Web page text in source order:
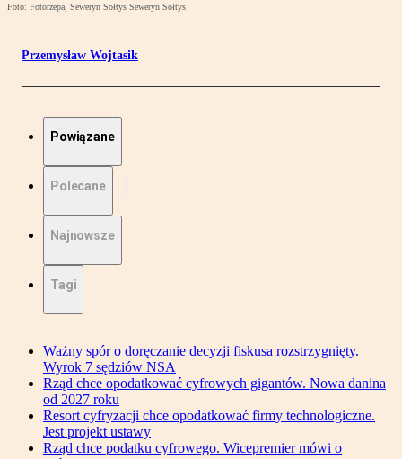
Foto: Fotorzepa, Seweryn Sołtys Seweryn Sołtys
Przemysław Wojtasik
Powiązane
Polecane
Najnowsze
Tagi
Ważny spór o doręczanie decyzji fiskusa rozstrzygnięty.
Wyrok 7 sędziów NSA
Rząd chce opodatkować cyfrowych gigantów. Nowa danina
od 2027 roku
Resort cyfryzacji chce opodatkować firmy technologiczne.
Jest projekt ustawy
Rząd chce podatku cyfrowego. Wicepremier mówi o